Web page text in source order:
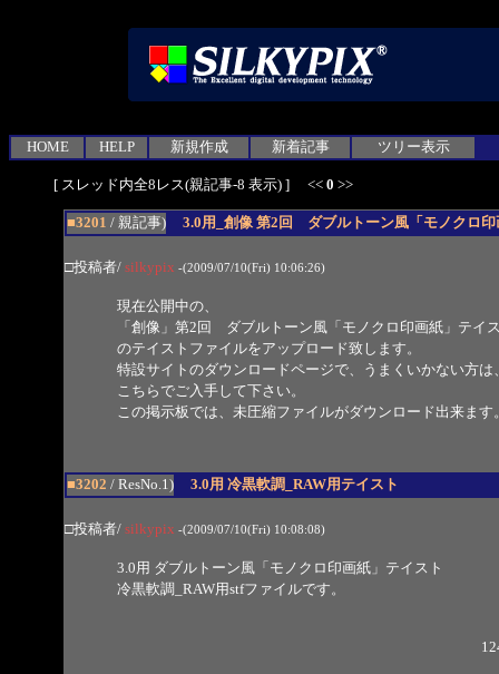
HOME HELP 新規作成 新着記事 ツリー表示
[ スレッド内全8レス(親記事-8 表示) ] << 0 >>
■3201 / 親記事) 3.0用_創像 第2回 ダブルトーン風「モノクロ印
□投稿者/ silkypix -(2009/07/10(Fri) 10:06:26)
現在公開中の、
「創像」第2回 ダブルトーン風「モノクロ印画紙」テイ
のテイストファイルをアップロード致します。
特設サイトのダウンロードページで、うまくいかない方は
こちらでご入手して下さい。
この掲示板では、未圧縮ファイルがダウンロード出来ます
■3202 / ResNo.1) 3.0用 冷黒軟調_RAW用テイスト
□投稿者/ silkypix -(2009/07/10(Fri) 10:08:08)
3.0用 ダブルトーン風「モノクロ印画紙」テイスト
冷黒軟調_RAW用stfファイルです。